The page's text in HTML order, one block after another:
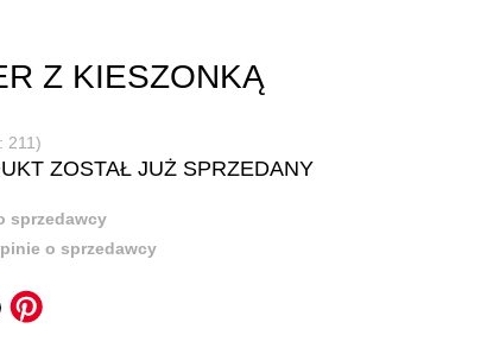
Z KIESZONKĄ
211)
ZOSTAŁ JUŻ SPRZEDANY
sprzedawcy
o sprzedawcy